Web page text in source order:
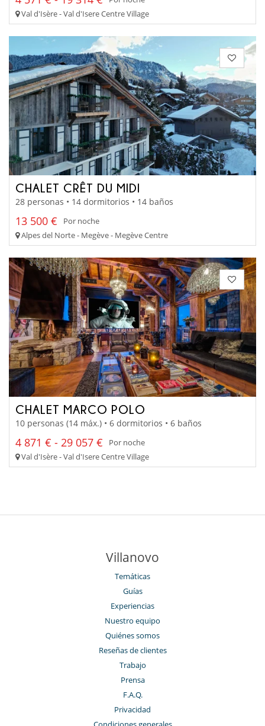
Val d'Isère - Val d'Isere Centre Village
CHALET CRÊT DU MIDI
28 personas • 14 dormitorios • 14 baños
13 500 €
Por noche
Alpes del Norte - Megève - Megève Centre
CHALET MARCO POLO
10 personas (14 máx.) • 6 dormitorios • 6 baños
4 871 € - 29 057 €
Por noche
Val d'Isère - Val d'Isere Centre Village
Villanovo
Temáticas
Guías
Experiencias
Nuestro equipo
Quiénes somos
Reseñas de clientes
Trabajo
Prensa
F.A.Q.
Privacidad